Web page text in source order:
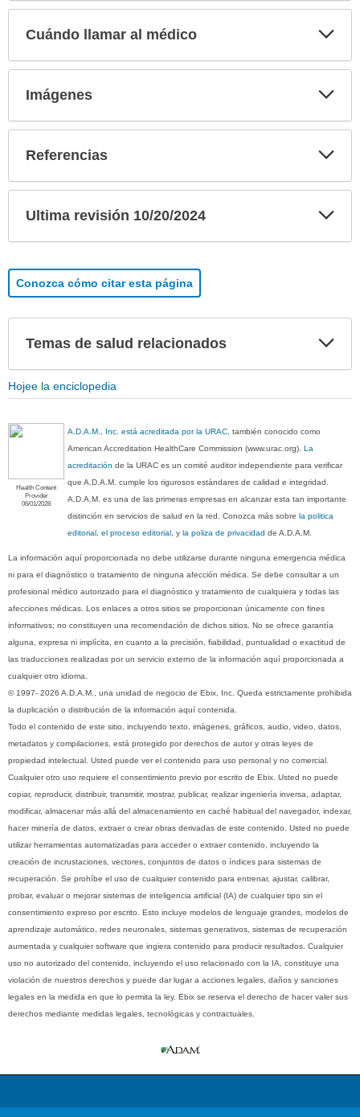
Cuándo llamar al médico
Imágenes
Referencias
Ultima revisión 10/20/2024
Conozca cómo citar esta página
Temas de salud relacionados
Hojee la enciclopedia
Health Content
Provider
06/01/2028
A.D.A.M., Inc. está acreditada por la URAC , también conocido como
American Accreditation HealthCare Commission (www.urac.org).La
acreditación de la URAC es un comité auditor independiente para verificar
que A.D.A.M. cumple los rigurosos estándares de calidad e integridad.
A.D.A.M. es una de las primeras empresas en alcanzar esta tan importante
distinción en servicios de salud en la red. Conozca más sobrela politica
editorial, el proceso editorial , yla poliza de privacidad de A.D.A.M.
La información aquí proporcionada no debe utilizarse durante ninguna emergencia médica
ni para el diagnóstico o tratamiento de ninguna afección médica. Se debe consultar a un
profesional médico autorizado para el diagnóstico y tratamiento de cualquiera y todas las
afecciones médicas. Los enlaces a otros sitios se proporcionan únicamente con fines
informativos; no constituyen una recomendación de dichos sitios. No se ofrece garantía
alguna, expresa ni implícita, en cuanto a la precisión, fiabilidad, puntualidad o exactitud de
las traducciones realizadas por un servicio externo de la información aquí proporcionada a
cualquier otro idioma.
© 1997- 2026 A.D.A.M., una unidad de negocio de Ebix, Inc. Queda estrictamente prohibida
la duplicación o distribución de la información aquí contenida.
Todo el contenido de este sitio, incluyendo texto, imágenes, gráficos, audio, video, datos,
metadatos y compilaciones, está protegido por derechos de autor y otras leyes de
propiedad intelectual. Usted puede ver el contenido para uso personal y no comercial.
Cualquier otro uso requiere el consentimiento previo por escrito de Ebix. Usted no puede
copiar, reproducir, distribuir, transmitir, mostrar, publicar, realizar ingeniería inversa, adaptar,
modificar, almacenar más allá del almacenamiento en caché habitual del navegador, indexar,
hacer minería de datos, extraer o crear obras derivadas de este contenido. Usted no puede
utilizar herramientas automatizadas para acceder o extraer contenido, incluyendo la
creación de incrustaciones, vectores, conjuntos de datos o índices para sistemas de
recuperación. Se prohíbe el uso de cualquier contenido para entrenar, ajustar, calibrar,
probar, evaluar o mejorar sistemas de inteligencia artificial (IA) de cualquier tipo sin el
consentimiento expreso por escrito. Esto incluye modelos de lenguaje grandes, modelos de
aprendizaje automático, redes neuronales, sistemas generativos, sistemas de recuperación
aumentada y cualquier software que ingiera contenido para producir resultados. Cualquier
uso no autorizado del contenido, incluyendo el uso relacionado con la IA, constituye una
violación de nuestros derechos y puede dar lugar a acciones legales, daños y sanciones
legales en la medida en que lo permita la ley. Ebix se reserva el derecho de hacer valer sus
derechos mediante medidas legales, tecnológicas y contractuales.